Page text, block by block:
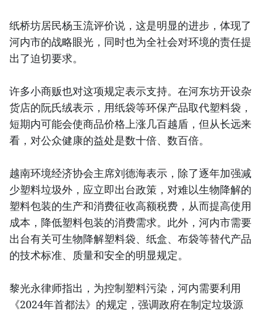
纸桥坊居民杨玉流评价说，这是明显的进步，体现了
河内市的战略眼光，同时也为全社会对环境的责任提
出了迫切要求。
许多小商贩也对这项规定表示支持。在河东坊开设杂
货店的阮氏绒表示，用纸袋等环保产品取代塑料袋，
短期内可能会使商品价格上涨几百越盾，但从长远来
看，对公众健康的益处是数十倍、数百倍。
越南环境经济协会主席刘德海表示，除了逐年加强减
少塑料垃圾外，应立即出台政策，对难以生物降解的
塑料包装的生产和消费征收高额税费，从而提高使用
成本，降低塑料包装的消费需求。此外，河内市需要
出台有关可生物降解塑料袋、纸盒、布袋等替代产品
的技术标准、质量和安全的明显规定。
黎光永律师指出，为控制塑料污染，河内需要利用
《2024年首都法》的规定，强调政府在制定垃圾源